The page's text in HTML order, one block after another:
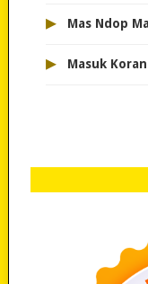
▸ Mas Ndop
▸ Masuk